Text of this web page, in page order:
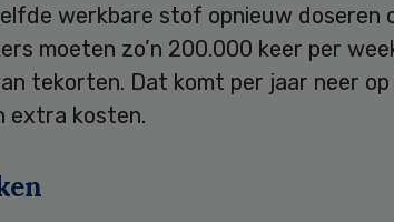
werkbare stof opnieuw doseren
moeten zo’n 200.000 keer per
tekorten. Dat komt per jaar neer
extra kosten.